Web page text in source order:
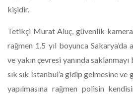
kişidir.
​Tetikçi Murat Aluç, güvenlik
rağmen 1.5 yıl boyunca Sakarya’da
ve yakın çevresi yanında saklanmayı
sık sık İstanbul’a gidip gelmesine
yapılmasına rağmen polisin